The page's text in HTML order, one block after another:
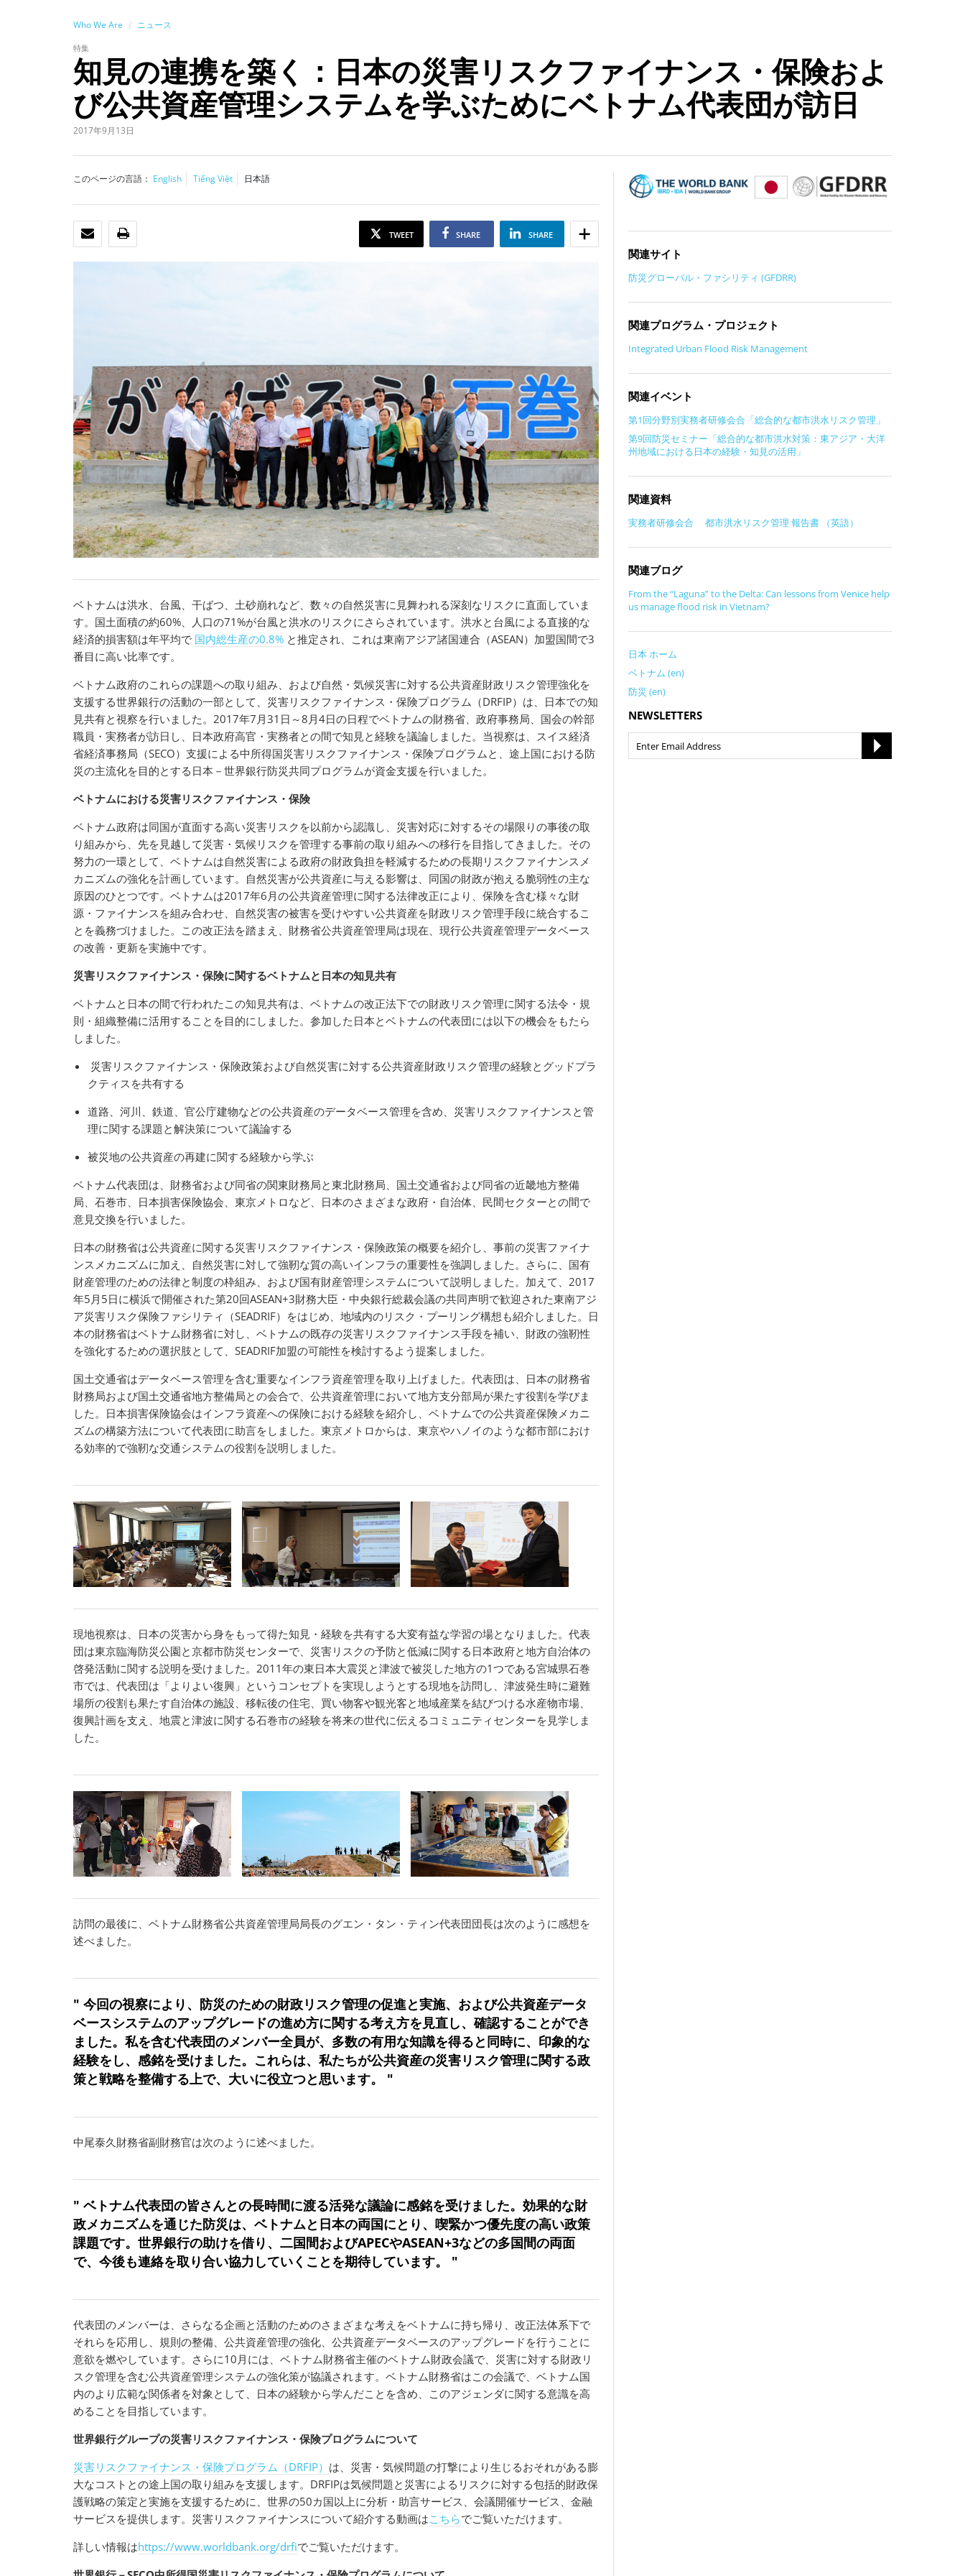
Who We Are ニュース
特集
知見の連携を築く：日本の災害リスクファイナンス・保険およ
び公共資産管理システムを学ぶためにベトナム代表団が訪日
2017年9月13日
このページの言語： English Tiếng Việt 日本語
Eメール TWEET SHARE SHARE
ベトナムは洪水、台風、干ばつ、土砂崩れなど、数々の自然災害に見舞われる深刻なリスクに直面していま
す。国土面積の約60%、人口の71%が台風と洪水のリスクにさらされています。洪水と台風による直接的な
経済的損害額は年平均で 国内総生産の0.8% と推定され、これは東南アジア諸国連合（ASEAN）加盟国間で3
番目に高い比率です。
ベトナム政府のこれらの課題への取り組み、および自然・気候災害に対する公共資産財政リスク管理強化を
支援する世界銀行の活動の一部として、災害リスクファイナンス・保険プログラム（DRFIP）は、日本での知
見共有と視察を行いました。2017年7月31日～8月4日の日程でベトナムの財務省、政府事務局、国会の幹部
職員・実務者が訪日し、日本政府高官・実務者との間で知見と経験を議論しました。当視察は、スイス経済
省経済事務局（SECO）支援による中所得国災害リスクファイナンス・保険プログラムと、途上国における防
災の主流化を目的とする日本－世界銀行防災共同プログラムが資金支援を行いました。
ベトナムにおける災害リスクファイナンス・保険
ベトナム政府は同国が直面する高い災害リスクを以前から認識し、災害対応に対するその場限りの事後の取
り組みから、先を見越して災害・気候リスクを管理する事前の取り組みへの移行を目指してきました。その
努力の一環として、ベトナムは自然災害による政府の財政負担を軽減するための長期リスクファイナンスメ
カニズムの強化を計画しています。自然災害が公共資産に与える影響は、同国の財政が抱える脆弱性の主な
原因のひとつです。ベトナムは2017年6月の公共資産管理に関する法律改正により、保険を含む様々な財
源・ファイナンスを組み合わせ、自然災害の被害を受けやすい公共資産を財政リスク管理手段に統合するこ
とを義務づけました。この改正法を踏まえ、財務省公共資産管理局は現在、現行公共資産管理データベース
の改善・更新を実施中です。
災害リスクファイナンス・保険に関するベトナムと日本の知見共有
ベトナムと日本の間で行われたこの知見共有は、ベトナムの改正法下での財政リスク管理に関する法令・規
則・組織整備に活用することを目的にしました。参加した日本とベトナムの代表団には以下の機会をもたら
しました。
災害リスクファイナンス・保険政策および自然災害に対する公共資産財政リスク管理の経験とグッドプラ
クティスを共有する
道路、河川、鉄道、官公庁建物などの公共資産のデータベース管理を含め、災害リスクファイナンスと管
理に関する課題と解決策について議論する
被災地の公共資産の再建に関する経験から学ぶ
ベトナム代表団は、財務省および同省の関東財務局と東北財務局、国土交通省および同省の近畿地方整備
局、石巻市、日本損害保険協会、東京メトロなど、日本のさまざまな政府・自治体、民間セクターとの間で
意見交換を行いました。
日本の財務省は公共資産に関する災害リスクファイナンス・保険政策の概要を紹介し、事前の災害ファイナ
ンスメカニズムに加え、自然災害に対して強靭な質の高いインフラの重要性を強調しました。さらに、国有
財産管理のための法律と制度の枠組み、および国有財産管理システムについて説明しました。加えて、2017
年5月5日に横浜で開催された第20回ASEAN+3財務大臣・中央銀行総裁会議の共同声明で歓迎された東南アジ
ア災害リスク保険ファシリティ（SEADRIF）をはじめ、地域内のリスク・プーリング構想も紹介しました。日
本の財務省はベトナム財務省に対し、ベトナムの既存の災害リスクファイナンス手段を補い、財政の強靭性
を強化するための選択肢として、SEADRIF加盟の可能性を検討するよう提案しました。
国土交通省はデータベース管理を含む重要なインフラ資産管理を取り上げました。代表団は、日本の財務省
財務局および国土交通省地方整備局との会合で、公共資産管理において地方支分部局が果たす役割を学びま
した。日本損害保険協会はインフラ資産への保険における経験を紹介し、ベトナムでの公共資産保険メカニ
ズムの構築方法について代表団に助言をしました。東京メトロからは、東京やハノイのような都市部におけ
る効率的で強靭な交通システムの役割を説明しました。
現地視察は、日本の災害から身をもって得た知見・経験を共有する大変有益な学習の場となりました。代表
団は東京臨海防災公園と京都市防災センターで、災害リスクの予防と低減に関する日本政府と地方自治体の
啓発活動に関する説明を受けました。2011年の東日本大震災と津波で被災した地方の1つである宮城県石巻
市では、代表団は「よりよい復興」というコンセプトを実現しようとする現地を訪問し、津波発生時に避難
場所の役割も果たす自治体の施設、移転後の住宅、買い物客や観光客と地域産業を結びつける水産物市場、
復興計画を支え、地震と津波に関する石巻市の経験を将来の世代に伝えるコミュニティセンターを見学しま
した。
訪問の最後に、ベトナム財務省公共資産管理局局長のグエン・タン・ティン代表団団長は次のように感想を
述べました。
" 今回の視察により、防災のための財政リスク管理の促進と実施、および公共資産データ
ベースシステムのアップグレードの進め方に関する考え方を見直し、確認することができ
ました。私を含む代表団のメンバー全員が、多数の有用な知識を得ると同時に、印象的な
経験をし、感銘を受けました。これらは、私たちが公共資産の災害リスク管理に関する政
策と戦略を整備する上で、大いに役立つと思います。 "
中尾泰久財務省副財務官は次のように述べました。
" ベトナム代表団の皆さんとの長時間に渡る活発な議論に感銘を受けました。効果的な財
政メカニズムを通じた防災は、ベトナムと日本の両国にとり、喫緊かつ優先度の高い政策
課題です。世界銀行の助けを借り、二国間およびAPECやASEAN+3などの多国間の両面
で、今後も連絡を取り合い協力していくことを期待しています。 "
代表団のメンバーは、さらなる企画と活動のためのさまざまな考えをベトナムに持ち帰り、改正法体系下で
それらを応用し、規則の整備、公共資産管理の強化、公共資産データベースのアップグレードを行うことに
意欲を燃やしています。さらに10月には、ベトナム財務省主催のベトナム財政会議で、災害に対する財政リ
スク管理を含む公共資産管理システムの強化策が協議されます。ベトナム財務省はこの会議で、ベトナム国
内のより広範な関係者を対象として、日本の経験から学んだことを含め、このアジェンダに関する意識を高
めることを目指しています。
世界銀行グループの災害リスクファイナンス・保険プログラムについて
災害リスクファイナンス・保険プログラム（DRFIP） は、災害・気候問題の打撃により生じるおそれがある膨
大なコストとの途上国の取り組みを支援します。DRFIPは気候問題と災害によるリスクに対する包括的財政保
護戦略の策定と実施を支援するために、世界の50カ国以上に分析・助言サービス、会議開催サービス、金融
サービスを提供します。災害リスクファイナンスについて紹介する動画はこちらでご覧いただけます。
詳しい情報はhttps://www.worldbank.org/drfiでご覧いただけます。
関連サイト
防災グローバル・ファシリティ (GFDRR)
関連プログラム・プロジェクト
Integrated Urban Flood Risk Management
関連イベント
第1回分野別実務者研修会合「総合的な都市洪水リスク管理」
第9回防災セミナー「総合的な都市洪水対策：東アジア・大洋
州地域における日本の経験・知見の活用」
関連資料
実務者研修会合 都市洪水リスク管理 報告書 （英語）
関連ブログ
From the “Laguna” to the Delta: Can lessons from Venice help
us manage flood risk in Vietnam?
日本 ホーム
ベトナム (en)
防災 (en)
NEWSLETTERS